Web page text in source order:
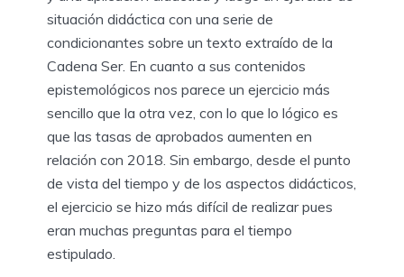
situación didáctica con una serie de
condicionantes sobre un texto extraído de la
Cadena Ser. En cuanto a sus contenidos
epistemológicos nos parece un ejercicio más
sencillo que la otra vez, con lo que lo lógico es
que las tasas de aprobados aumenten en
relación con 2018. Sin embargo, desde el punto
de vista del tiempo y de los aspectos didácticos,
el ejercicio se hizo más difícil de realizar pues
eran muchas preguntas para el tiempo
estipulado.